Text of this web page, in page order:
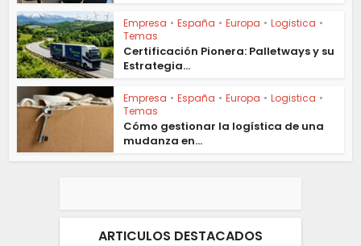
Empresa • España • Europa • Logistica •
Temas
Certificación Pionera: Palletways y su
Estrategia...
Empresa • España • Europa • Logistica •
Temas
Cómo gestionar la logística de una
mudanza en...
ARTICULOS DESTACADOS